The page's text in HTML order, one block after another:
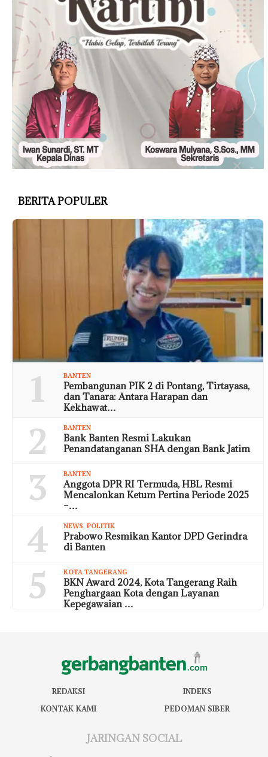
BERITA POPULER
1 BANTEN
Pembangunan PIK 2 di Pontang, Tirtayasa,
dan Tanara: Antara Harapan dan
Kekhawat…
2 BANTEN
Bank Banten Resmi Lakukan
Penandatanganan SHA dengan Bank Jatim
3 BANTEN
Anggota DPR RI Termuda, HBL Resmi
Mencalonkan Ketum Pertina Periode 2025
–…
4 NEWS, POLITIK
Prabowo Resmikan Kantor DPD Gerindra
di Banten
5 KOTA TANGERANG
BKN Award 2024, Kota Tangerang Raih
Penghargaan Kota dengan Layanan
Kepegawaian …
REDAKSI
INDEKS
KONTAK KAMI
PEDOMAN SIBER
JARINGAN SOCIAL